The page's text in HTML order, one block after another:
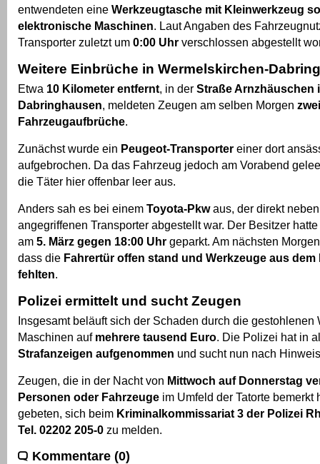
entwendeten eine Werkzeugtasche mit Kleinwerkzeug
elektronische Maschinen . Laut Angaben des
Transporter zuletzt um 0:00 Uhr verschlossen abgestellt
Weitere Einbrüche in Wermelskirchen-
Etwa 10 Kilometer entfernt , in der Straße Arnzhäuschen
Dabringhausen , meldeten Zeugen am selben Morgen
Fahrzeugaufbrüche
Zunächst wurde ein Peugeot-Transporter einer dort
aufgebrochen. Da das Fahrzeug jedoch am Vorabend
die Täter hier offenbar leer aus.
Anders sah es bei einem Toyota-Pkwaus, der direkt
angegriffenen Transporter abgestellt war. Der Besitzer
am 5. März gegen 18:00 Uhr geparkt. Am nächsten
dass die Fahrertür offen stand und Werkzeuge aus dem
fehlten
Polizei ermittelt und sucht Zeugen
Insgesamt beläuft sich der Schaden durch die gestohlenen
Maschinen auf mehrere tausend Euro . Die Polizei hat in
Strafanzeigen aufgenommen und sucht nun nach
Zeugen, die in der Nacht von Mittwoch auf Donnerstag
Personen oder Fahrzeuge im Umfeld der Tatorte bemerkt
gebeten, sich beim Kriminalkommissariat 3 der Polizei
Tel. 02202 205-0 zu melden.
Kommentare (0)